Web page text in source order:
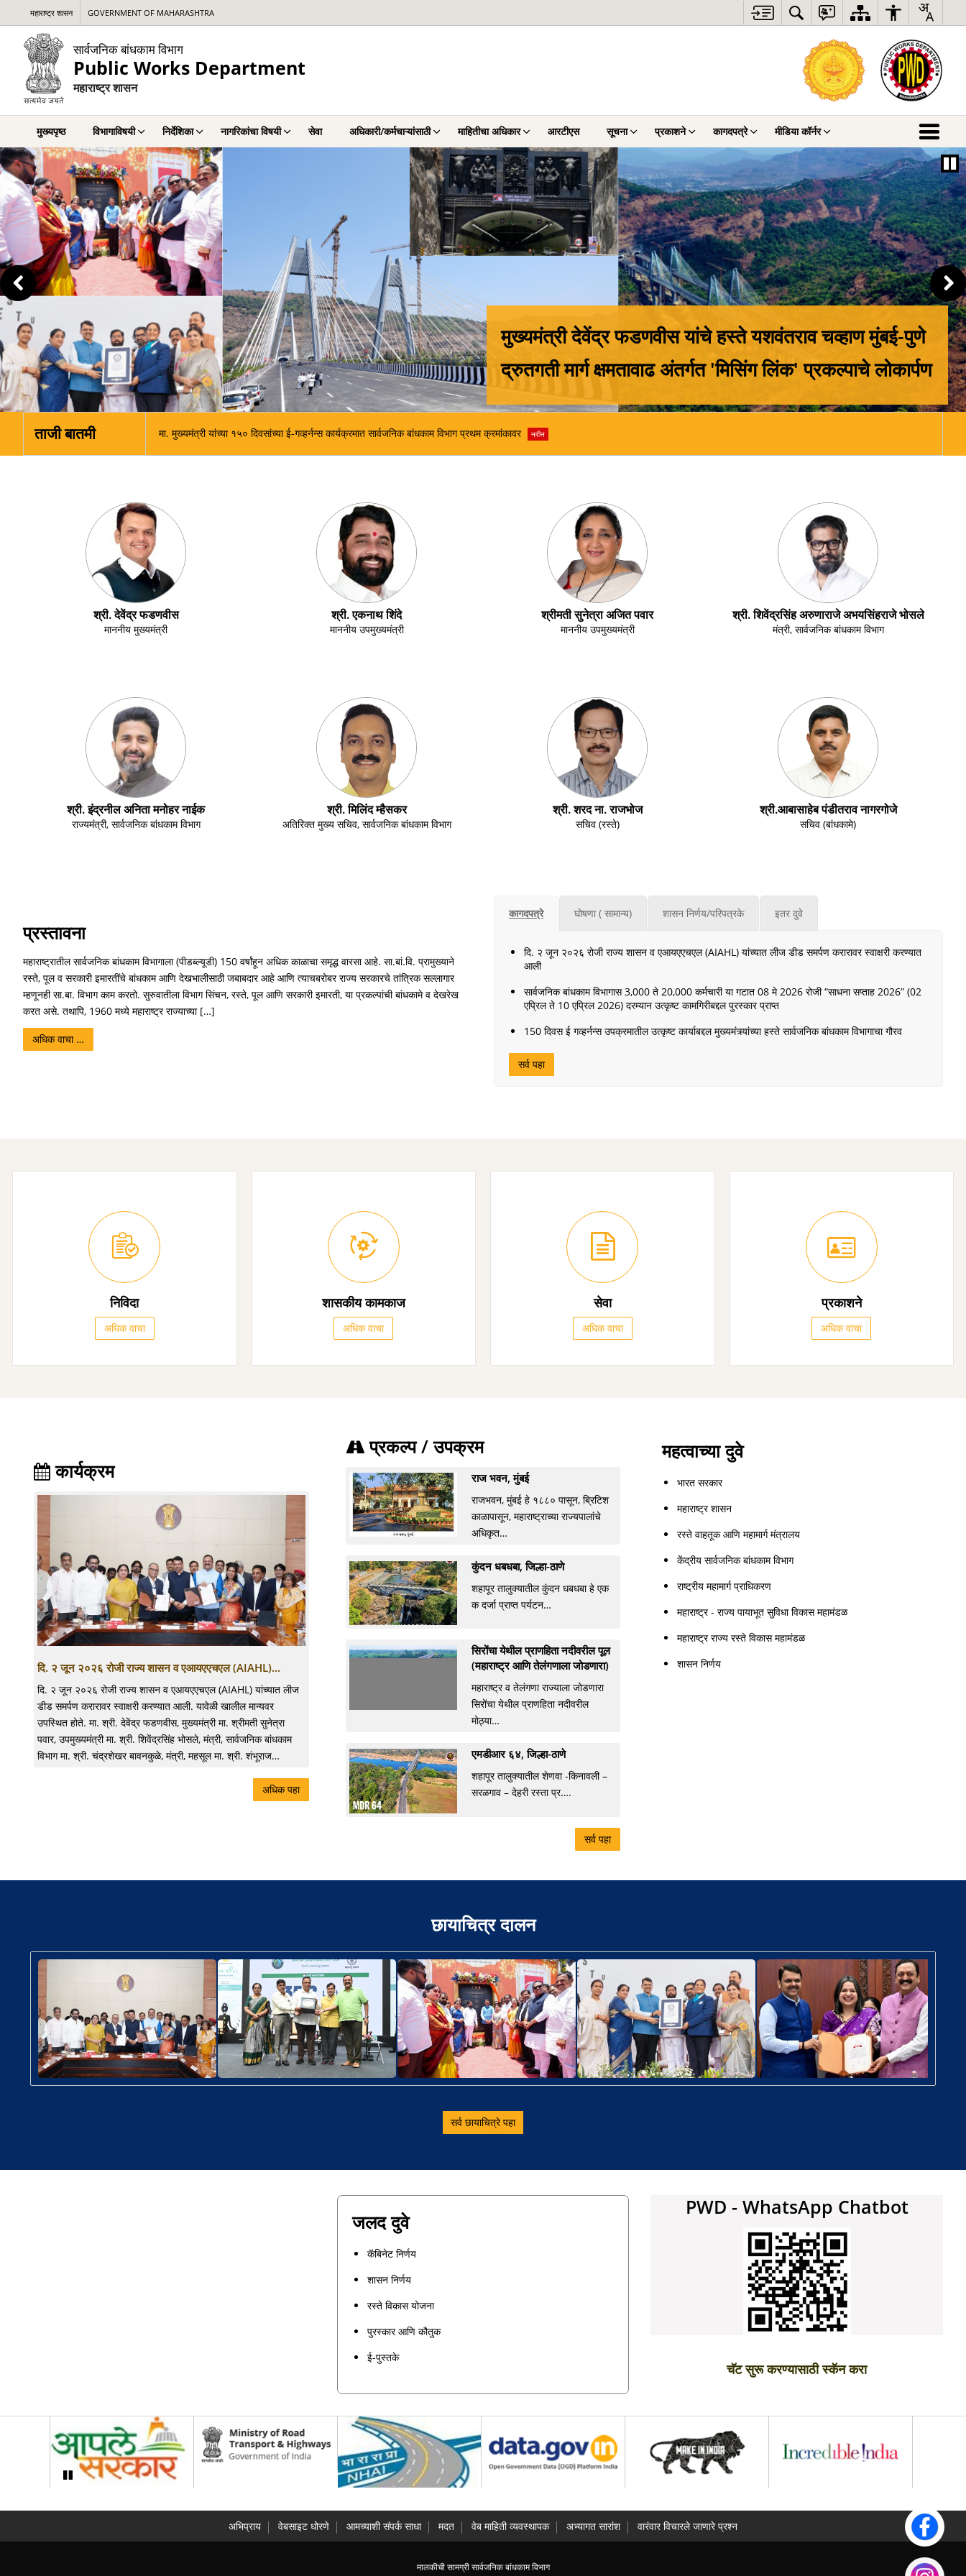
महाराष्ट्र शासन GOVERNMENT OF MAHARASHTRA
सार्वजनिक बांधकाम विभाग
Public Works Department
महाराष्ट्र शासन
मुख्यपृष्ठ विभागाविषयी निर्देशिका नागरिकांचा विषयी सेवा अधिकारी/कर्मचाऱ्यांसाठी माहितीचा अधिकार आरटीएस सूचना प्रकाशने कागदपत्रे मीडिया कॉर्नर
मुख्यमंत्री देवेंद्र फडणवीस यांचे हस्ते यशवंतराव चव्हाण मुंबई-पुणे
द्रुतगती मार्ग क्षमतावाढ अंतर्गत 'मिसिंग लिंक' प्रकल्पाचे लोकार्पण
ताजी बातमी मा. मुख्यमंत्री यांच्या १५० दिवसांच्या ई-गव्हर्नन्स कार्यक्रमात सार्वजनिक बांधकाम विभाग प्रथम क्रमांकावर नवीन
श्री. देवेंद्र फडणवीस
माननीय मुख्यमंत्री
श्री. एकनाथ शिंदे
माननीय उपमुख्यमंत्री
श्रीमती सुनेत्रा अजित पवार
माननीय उपमुख्यमंत्री
श्री. शिवेंद्रसिंह अरुणाराजे अभयसिंहराजे भोसले
मंत्री, सार्वजनिक बांधकाम विभाग
श्री. इंद्रनील अनिता मनोहर नाईक
राज्यमंत्री, सार्वजनिक बांधकाम विभाग
श्री. मिलिंद म्हैसकर
अतिरिक्त मुख्य सचिव, सार्वजनिक बांधकाम विभाग
श्री. शरद ना. राजभोज
सचिव (रस्ते)
श्री.आबासाहेब पंडीतराव नागरगोजे
सचिव (बांधकामे)
प्रस्तावना
महाराष्ट्रातील सार्वजनिक बांधकाम विभागाला (पीडब्ल्यूडी) 150 वर्षांहून अधिक काळाचा समृद्ध वारसा आहे. सा.बां.वि. प्रामुख्याने
रस्ते, पूल व सरकारी इमारतींचे बांधकाम आणि देखभालीसाठी जबाबदार आहे आणि त्याचबरोबर राज्य सरकारचे तांत्रिक सल्लागार
म्हणूनही सा.बा. विभाग काम करतो. सुरुवातीला विभाग सिंचन, रस्ते, पूल आणि सरकारी इमारती, या प्रकल्पांची बांधकामे व देखरेख
करत असे. तथापि, 1960 मध्ये महाराष्ट्र राज्याच्या […]
अधिक वाचा …
कागदपत्रे घोषणा ( सामान्य) शासन निर्णय/परिपत्रके इतर दुवे
दि. २ जून २०२६ रोजी राज्य शासन व एआयएएचएल (AIAHL) यांच्यात लीज डीड समर्पण करारावर स्वाक्षरी करण्यात
आली
सार्वजनिक बांधकाम विभागास 3,000 ते 20,000 कर्मचारी या गटात 08 मे 2026 रोजी “साधना सप्ताह 2026” (02
एप्रिल ते 10 एप्रिल 2026) दरम्यान उत्कृष्ट कामगिरीबद्दल पुरस्कार प्राप्त
150 दिवस ई गव्हर्नन्स उपक्रमातील उत्कृष्ट कार्याबद्दल मुख्यमंत्र्यांच्या हस्ते सार्वजनिक बांधकाम विभागाचा गौरव
सर्व पहा
निविदा
अधिक वाचा
शासकीय कामकाज
अधिक वाचा
सेवा
अधिक वाचा
प्रकाशने
अधिक वाचा
कार्यक्रम
दि. २ जून २०२६ रोजी राज्य शासन व एआयएएचएल (AIAHL)...
दि. २ जून २०२६ रोजी राज्य शासन व एआयएएचएल (AIAHL) यांच्यात लीज
डीड समर्पण करारावर स्वाक्षरी करण्यात आली. यावेळी खालील मान्यवर
उपस्थित होते. मा. श्री. देवेंद्र फडणवीस, मुख्यमंत्री मा. श्रीमती सुनेत्रा
पवार, उपमुख्यमंत्री मा. श्री. शिवेंद्रसिंह भोसले, मंत्री, सार्वजनिक बांधकाम
विभाग मा. श्री. चंद्रशेखर बावनकुळे, मंत्री, महसूल मा. श्री. शंभूराज…
अधिक पहा
प्रकल्प / उपक्रम
राज भवन, मुंबई
राजभवन, मुंबई हे १८८० पासून, ब्रिटिश
काळापासून, महाराष्ट्राच्या राज्यपालांचे
अधिकृत…
कुंदन धबधबा, जिल्हा-ठाणे
शहापूर तालुक्यातील कुंदन धबधबा हे एक
क दर्जा प्राप्त पर्यटन…
सिरोंचा येथील प्राणहिता नदीवरील पूल
(महाराष्ट्र आणि तेलंगणाला जोडणारा)
महाराष्ट्र व तेलंगणा राज्याला जोडणारा
सिरोंचा येथील प्राणहिता नदीवरील
मोठ्या…
एमडीआर ६४, जिल्हा-ठाणे
शहापूर तालुक्यातील शेणवा -किनावली –
सरळगाव – देहरी रस्ता प्र….
सर्व पहा
महत्वाच्या दुवे
भारत सरकार
महाराष्ट्र शासन
रस्ते वाहतूक आणि महामार्ग मंत्रालय
केंद्रीय सार्वजनिक बांधकाम विभाग
राष्ट्रीय महामार्ग प्राधिकरण
महाराष्ट्र - राज्य पायाभूत सुविधा विकास महामंडळ
महाराष्ट्र राज्य रस्ते विकास महामंडळ
शासन निर्णय
छायाचित्र दालन
सर्व छायाचित्रे पहा
जलद दुवे
कॅबिनेट निर्णय
शासन निर्णय
रस्ते विकास योजना
पुरस्कार आणि कौतुक
ई-पुस्तके
PWD - WhatsApp Chatbot
चॅट सुरू करण्यासाठी स्कॅन करा
अभिप्राय वेबसाइट धोरणे आमच्याशी संपर्क साधा मदत वेब माहिती व्यवस्थापक अभ्यागत सारांश वारंवार विचारले जाणारे प्रश्न
मालकीची सामग्री सार्वजनिक बांधकाम विभाग